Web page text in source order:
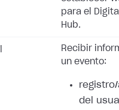
para el
Hub.
Recibir
un evento:
del